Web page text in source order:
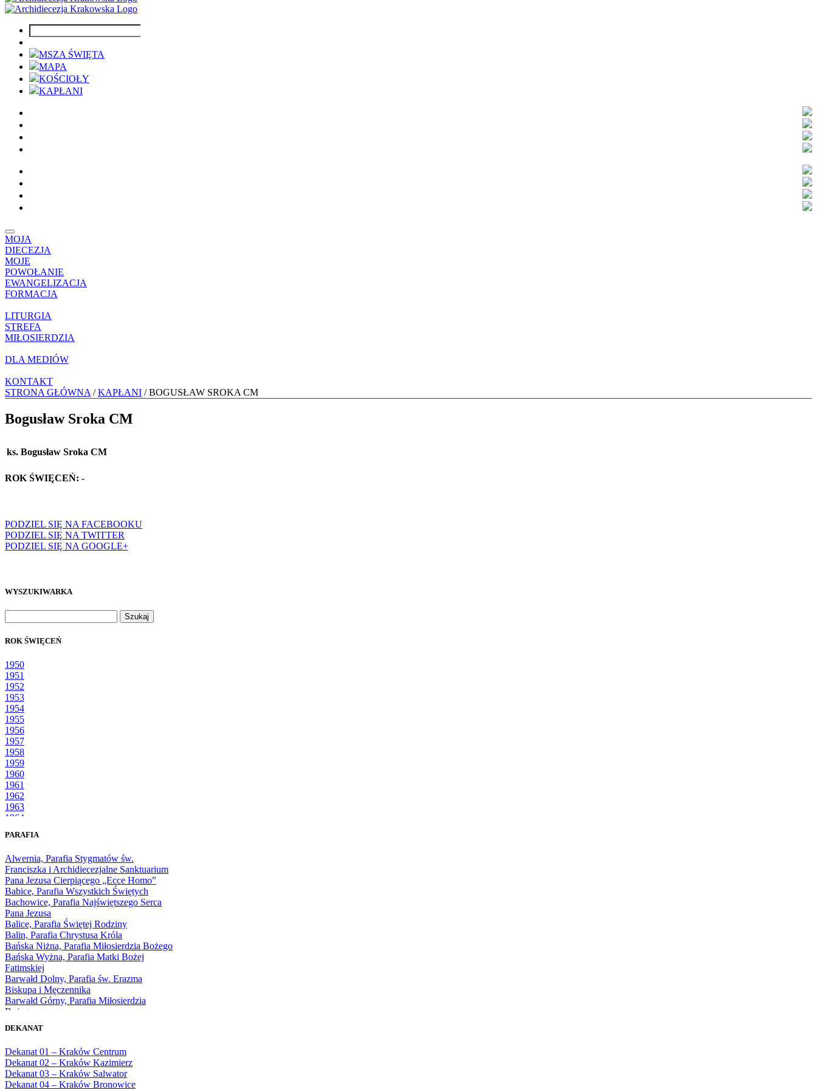
MSZA ŚWIĘTA
MAPA
KOŚCIOŁY
KAPŁANI
MOJA
DIECEZJA
MOJE
POWOŁANIE
EWANGELIZACJA
FORMACJA
LITURGIA
STREFA
MIŁOSIERDZIA
DLA MEDIÓW
KONTAKT
STRONA GŁÓWNA /KAPŁANI / BOGUSŁAW SROKA CM
Bogusław Sroka CM
ks. Bogusław Sroka CM
ROK ŚWIĘCEŃ: -
PODZIEL SIĘ NA FACEBOOKU
PODZIEL SIĘ NA TWITTER
PODZIEL SIĘ NA GOOGLE+
WYSZUKIWARKA
ROK ŚWIĘCEŃ
1950
1951
1952
1953
1954
1955
1956
1957
1958
1959
1960
1961
1962
1963
1964
1966
1968
1969
1970
1971
1972
1973
1974
1975
1976
1977
1978
1979
1980
1981
1983
1985
1986
1987
1988
PARAFIA
Alwernia, Parafia Stygmatów św.
Franciszka i Archidiecezjalne Sanktuarium
Pana Jezusa Cierpiącego „Ecce Homo”
Babice, Parafia Wszystkich Świętych
Bachowice, Parafia Najświętszego Serca
Pana Jezusa
Balice, Parafia Świętej Rodziny
Balin, Parafia Chrystusa Króla
Bańska Niżna, Parafia Miłosierdzia Bożego
Bańska Wyżna, Parafia Matki Bożej
Fatimskiej
Barwałd Dolny, Parafia św. Erazma
Biskupa i Męczennika
Barwałd Górny, Parafia Miłosierdzia
Bożego
Bęczarka, Parafia Matki Boskiej
Będkowice, Parafia Najświętszej Maryi
Panny Królowej
Białka Górna, Parafia Matki Bożej
DEKANAT
Dekanat 01 – Kraków Centrum
Dekanat 02 – Kraków Kazimierz
Dekanat 03 – Kraków Salwator
Dekanat 04 – Kraków Bronowice